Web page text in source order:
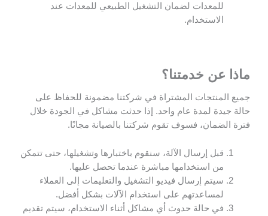
للمعدات لضمان التشغيل الطبيعي للمعدات عند
الاستخدام.
ماذا عن خدمتنا؟
جميع المنتجات المشتراة في شركتنا مضمونة للحفاظ على
حالة جيدة لمدة عام واحد. إذا حدثت مشاكل في الجودة خلال
فترة الضمان، فسوف تقوم شركتنا بالصيانة مجانًا.
قبل إرسال الآلة، سنقوم باختبارها وتشغيلها، حتى تتمكن
من استخدامها مباشرة عندما تحصل عليها.
سيتم إرسال فيديو التشغيل والتعليمات إلى العملاء
لمساعدتهم على استخدام الآلات بشكل أفضل.
في حالة حدوث أي مشاكل أثناء الاستخدام، سيتم تقديم